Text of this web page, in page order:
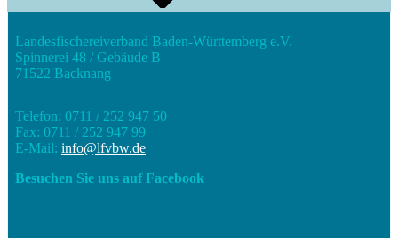
Landesfischereiverband Baden-Württemberg e.V.
Spinnerei 48 / Gebäude B
71522 Backnang
Telefon: 0711 / 252 947 50
Fax: 0711 / 252 947 99
E-Mail: info@lfvbw.de
Besuchen Sie uns auf Facebook